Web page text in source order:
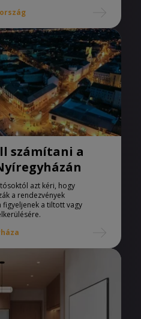
számítani a
azt kéri, hogy
a rendezvények
a tiltott vagy